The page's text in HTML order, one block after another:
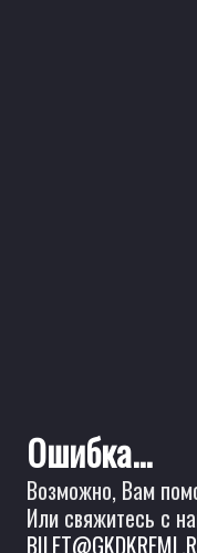
Ошибка...
Возможно, Вам
Или свяжитесь с